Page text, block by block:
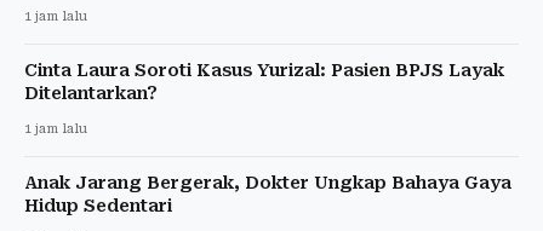
1 jam lalu
Cinta Laura Soroti Kasus Yurizal: Pasien BPJS Layak
Ditelantarkan?
1 jam lalu
Anak Jarang Bergerak, Dokter Ungkap Bahaya Gaya
Hidup Sedentari